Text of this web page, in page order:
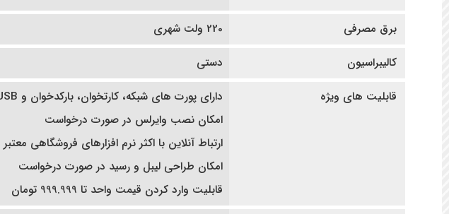
برق مصرفی
220 ولت شهری
کالیبراسیون
دستی
قابلیت های ویژه
دارای پورت های شبکه، کارتخوان، بارکدخوان و USB
امکان نصب وایرلس در صورت درخواست
ارتباط آنلاین با اکثر نرم افزارهای فروشگاهی معتبر
امکان طراحی لیبل و رسید در صورت درخواست
قابلیت وارد کردن قیمت واحد تا 999.999 تومان